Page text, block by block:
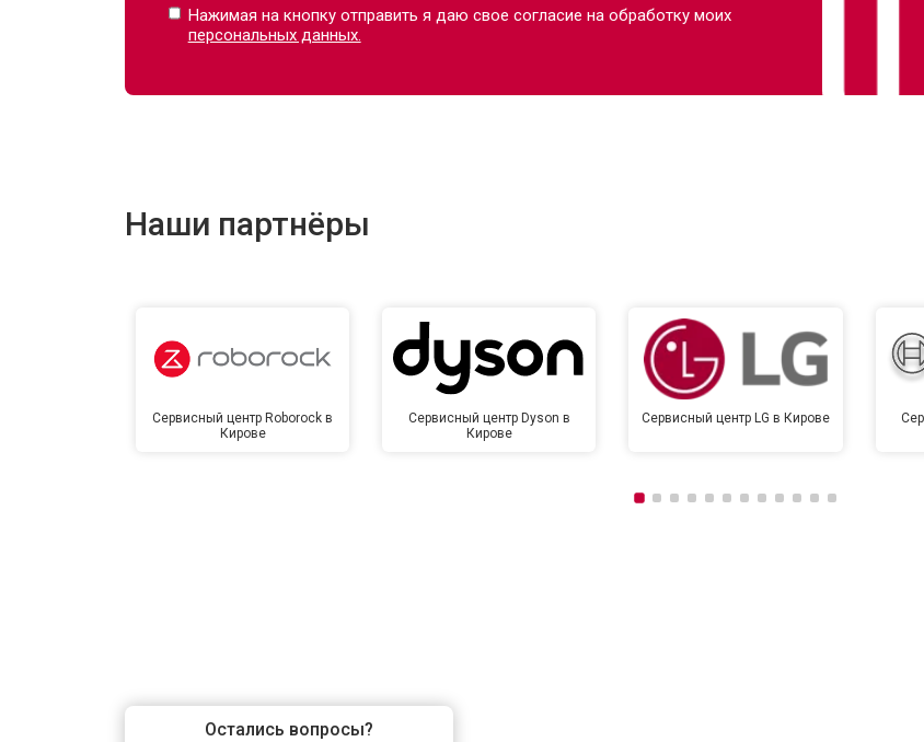
Нажимая на кнопку отправить я даю свое согласие на обработку моих
персональных данных.
Наши партнёры
Сервисный центр Roborock в
Кирове
Сервисный центр Dyson в
Кирове
Сервисный центр LG в Кирове
Остались вопросы?